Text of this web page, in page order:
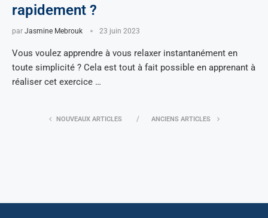
rapidement ?
par Jasmine Mebrouk 23 juin 2023
Vous voulez apprendre à vous relaxer instantanément en
toute simplicité ? Cela est tout à fait possible en apprenant à
réaliser cet exercice …
NOUVEAUX ARTICLES ANCIENS ARTICLES